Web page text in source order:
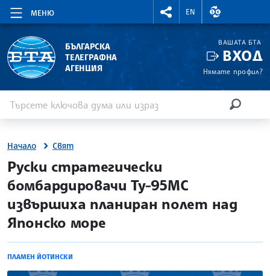
МЕНЮ
RIGHTMENU.SOCIAL
EN
ВАЛУТНИ
БЪЛГАРСКА
ТЕЛЕГРАФНА
АГЕНЦИЯ
ВАШАТА БТА
ВХОД
Нямате профил?
Начало Свят
site.bta
Руски стратегически
бомбардировачи Ту-95МС
извършиха планиран полет над
Японско море
ПЛАМЕН ЙОТИНСКИ